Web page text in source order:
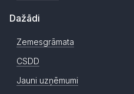
Dažādi
Zemesgrāmata
CSDD
Jauni uzņēmumi